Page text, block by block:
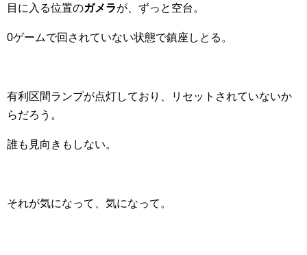
目に入る位置のガメラが、ずっと空台。
0ゲームで回されていない状態で鎮座しとる。
有利区間ランプが点灯しており、リセットされていないか
らだろう。
誰も見向きもしない。
それが気になって、気になって。